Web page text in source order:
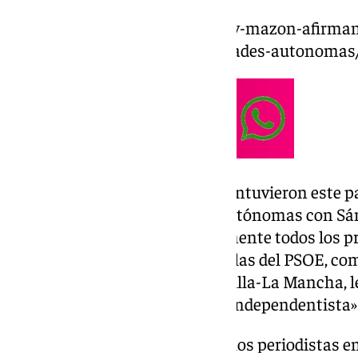
https://www.101tv.es/moreno-y-mazon-
suponer-el-fin-de-las-comunidades-
Así, sobre las reuniones que mantuvieron este
presidentes de comunidades autónomas con
«la conclusión es que prácticamente todos los
autónomas, incluidas también las del PSOE,
García Page, presidente de Castilla-La
del Gobierno que retire el cupo
Al respecto, en declaraciones a los periodistas